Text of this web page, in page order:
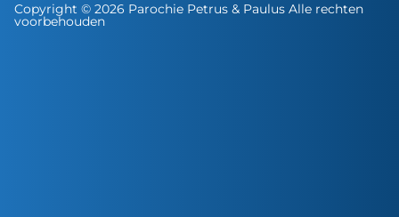
Copyright © 2026 Parochie Petrus & Paulus Alle rechten
voorbehouden